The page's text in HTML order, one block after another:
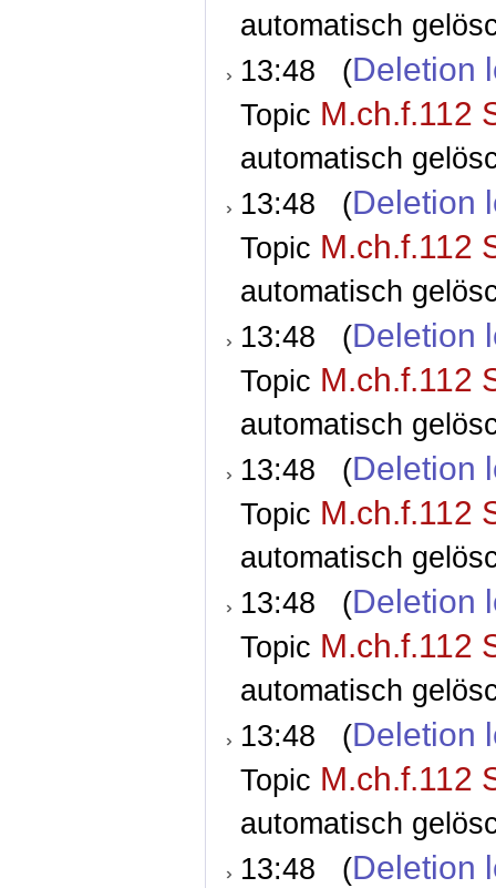
automatisch
13:48 (Deletion
Topic M.ch.f.112
automatisch
13:48 (Deletion
Topic M.ch.f.112
automatisch
13:48 (Deletion
Topic M.ch.f.112
automatisch
13:48 (Deletion
Topic M.ch.f.112
automatisch
13:48 (Deletion
Topic M.ch.f.112
automatisch
13:48 (Deletion
Topic M.ch.f.112
automatisch
13:48 (Deletion